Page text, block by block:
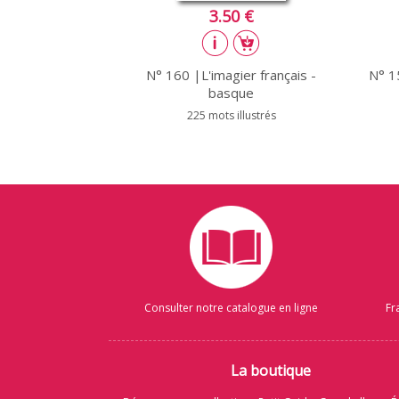
3.50 €
N° 160 |L'imagier français -
basque
225 mots illustrés
N°
Consulter notre catalogue en ligne
La boutique